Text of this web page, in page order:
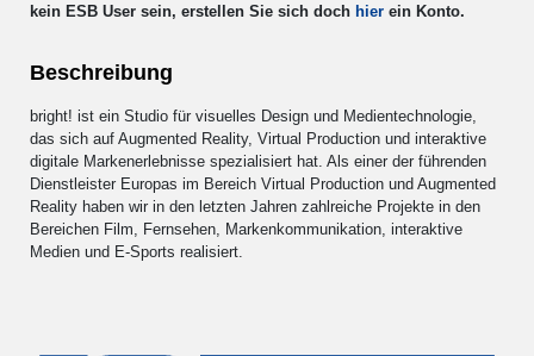
kein ESB User sein, erstellen Sie sich doch hier ein Konto.
Beschreibung
bright! ist ein Studio für visuelles Design und Medientechnologie,
das sich auf Augmented Reality, Virtual Production und interaktive
digitale Markenerlebnisse spezialisiert hat. Als einer der führenden
Dienstleister Europas im Bereich Virtual Production und Augmented
Reality haben wir in den letzten Jahren zahlreiche Projekte in den
Bereichen Film, Fernsehen, Markenkommunikation, interaktive
Medien und E-Sports realisiert.